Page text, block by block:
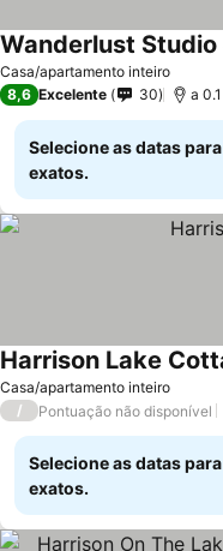
Casa/apartamento inteiro
Wanderlust
8,6 Excelente 30 a
Selecione as datas
exatos.
Casa/apartamento inteiro
Harrison Lake
/ Pontuação não disponível
Selecione as datas
exatos.